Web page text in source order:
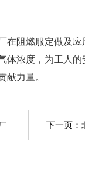
在阻燃服定做及
体浓度，为工人
献力量。
下一页：